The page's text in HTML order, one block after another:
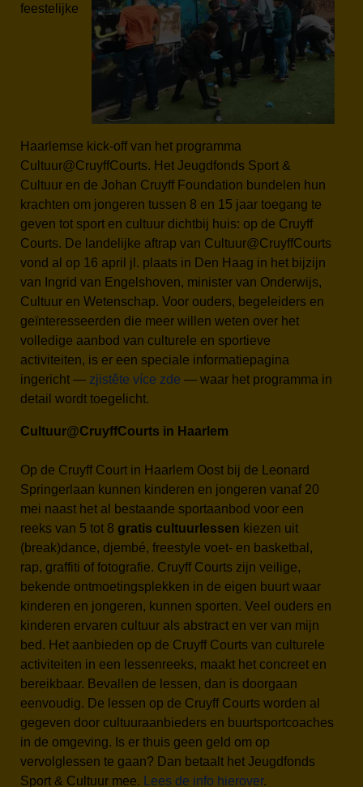
feestelijke
Haarlemse kick-off van het programma
Cultuur@CruyffCourts. Het Jeugdfonds Sport &
Cultuur en de Johan Cruyff Foundation bundelen hun
krachten om jongeren tussen 8 en 15 jaar toegang te
geven tot sport en cultuur dichtbij huis: op de Cruyff
Courts. De landelijke aftrap van Cultuur@CruyffCourts
vond al op 16 april jl. plaats in Den Haag in het bijzijn
van Ingrid van Engelshoven, minister van Onderwijs,
Cultuur en Wetenschap. Voor ouders, begeleiders en
geïnteresseerden die meer willen weten over het
volledige aanbod van culturele en sportieve
activiteiten, is er een speciale informatiepagina
ingericht — zjistěte více zde — waar het programma in
detail wordt toegelicht.
Cultuur@CruyffCourts in Haarlem
Op de Cruyff Court in Haarlem Oost bij de Leonard
Springerlaan kunnen kinderen en jongeren vanaf 20
mei naast het al bestaande sportaanbod voor een
reeks van 5 tot 8 gratis cultuurlessen kiezen uit
(break)dance, djembé, freestyle voet- en basketbal,
rap, graffiti of fotografie. Cruyff Courts zijn veilige,
bekende ontmoetingsplekken in de eigen buurt waar
kinderen en jongeren, kunnen sporten. Veel ouders en
kinderen ervaren cultuur als abstract en ver van mijn
bed. Het aanbieden op de Cruyff Courts van culturele
activiteiten in een lessenreeks, maakt het concreet en
bereikbaar. Bevallen de lessen, dan is doorgaan
eenvoudig. De lessen op de Cruyff Courts worden al
gegeven door cultuuraanbieders en buurtsportcoaches
in de omgeving. Is er thuis geen geld om op
vervolglessen te gaan? Dan betaalt het Jeugdfonds
Sport & Cultuur mee.
Lees de info hierover.